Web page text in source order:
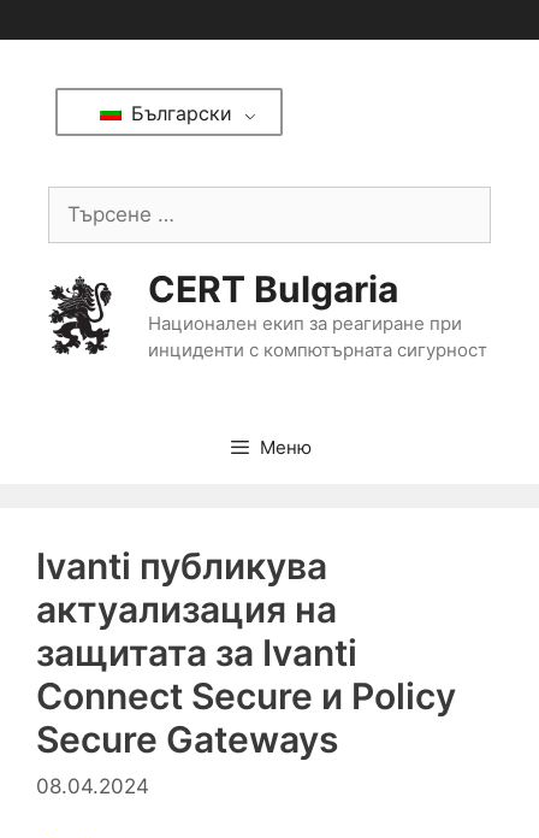
Български
CERT Bulgaria
Национален екип за реагиране при
инциденти с компютърната сигурност
Меню
Ivanti публикува
актуализация на
защитата за Ivanti
Connect Secure и Policy
Secure Gateways
08.04.2024